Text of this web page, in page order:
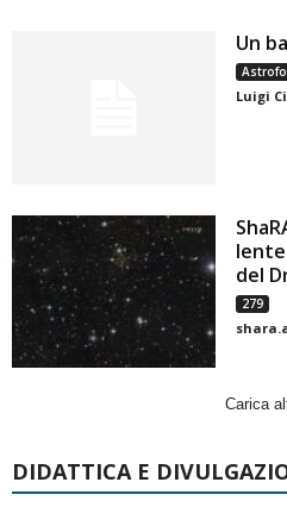
Un
Luigi
lente
del
279
Carica
DIDATTICA E